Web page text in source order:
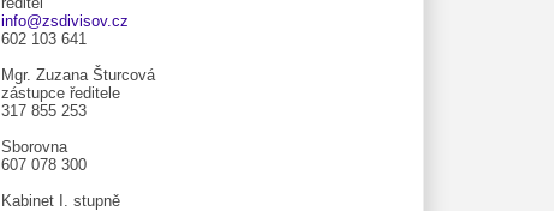
info@zsdivisov.cz
602 103 641
Mgr. Zuzana Šturcová
zástupce ředitele
317 855 253
Sborovna
607 078 300
Kabinet I. stupně